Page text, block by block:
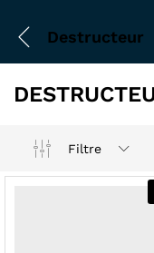
Destructeur
Filtre